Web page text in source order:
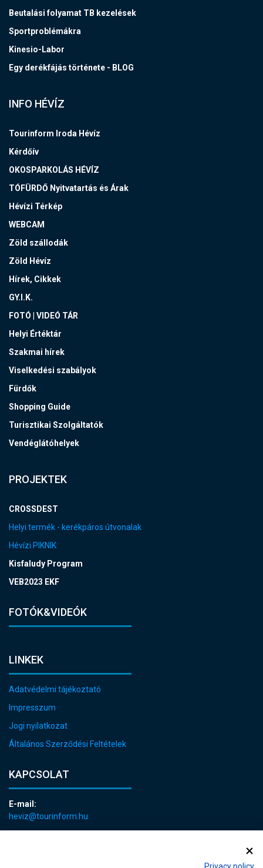
Beutalási folyamat TB kezelések
Sportproblémákra
Kinesio-Labor
Egy derékfájás története - BLOG
INFO HÉVÍZ
Tourinform Iroda Hévíz
Kérdőív
OKOSPARKOLÁS HÉVÍZ
TÓFÜRDŐ Nyitvatartás és Árak
Hévízi Térkép
WEBCAM
Zöld szállodák
Zöld Hévíz
Hírek, Cikkek
GY.I.K.
FOTÓ | VIDEÓ TÁR
Helyi Értéktár
Szakmai hírek
Viselkedési szabályok
Fürdők
Shopping Guide
Turisztikai Szolgáltatók
Vendéglátóhelyek
PROJEKTEK
CROSSDEST
Helyi termék - kerékpáros útvonalak
Hévízi PIKNIK
Kisfaludy Program
VEB2023 EKF
FOTÓK&VIDEÓK
LINKEK
Adatvédelmi tájékoztató
Impresszum
Jogi nyilatkozat
Általános Szerződési Feltételek
KAPCSOLAT
E-mail:
heviz@tourinform.hu